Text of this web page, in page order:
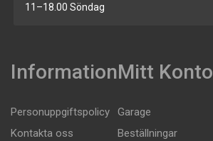
11–18.00 Söndag
Information
Personuppgiftspolicy
Kontakta oss
Mitt Konto
Garage
Beställningar